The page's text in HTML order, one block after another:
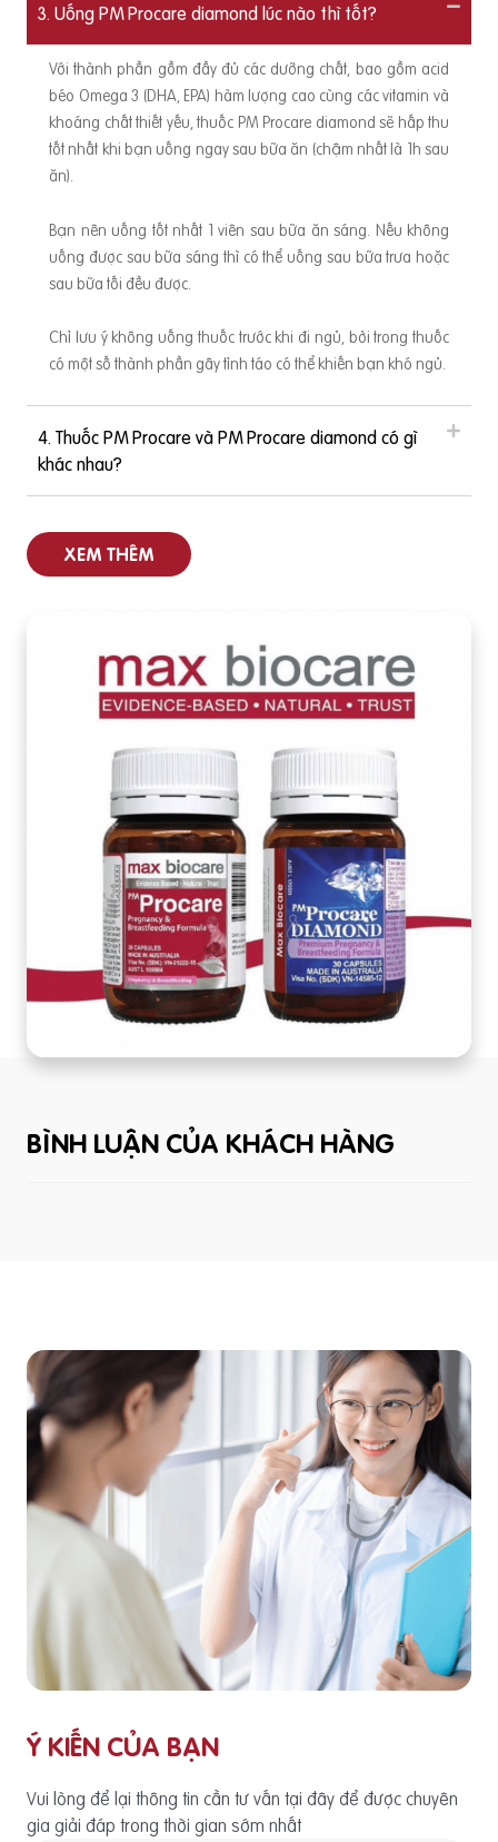
3. Uống PM Procare diamond lúc nào thì tốt?
Với thành phần gồm đầy đủ các dưỡng chất, bao gồm acid
béo Omega 3 (DHA, EPA) hàm lượng cao cùng các vitamin và
khoáng chất thiết yếu, thuốc PM Procare diamond sẽ hấp thu
tốt nhất khi bạn uống ngay sau bữa ăn (chậm nhất là 1h sau
ăn).
Bạn nên uống tốt nhất 1 viên sau bữa ăn sáng. Nếu không
uống được sau bữa sáng thì có thể uống sau bữa trưa hoặc
sau bữa tối đều được.
Chỉ lưu ý không uống thuốc trước khi đi ngủ, bởi trong thuốc
có một số thành phần gây tỉnh táo có thể khiến bạn khó ngủ.
4. Thuốc PM Procare và PM Procare diamond có gì
khác nhau?
XEM THÊM
BÌNH LUẬN CỦA KHÁCH HÀNG
Ý KIẾN CỦA BẠN
Vui lòng để lại thông tin cần tư vấn tại đây để được chuyên
gia giải đáp trong thời gian sớm nhất